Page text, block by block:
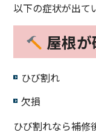
以下の症状が出て
屋根
ひび割れ
欠損
ひび割れなら補修